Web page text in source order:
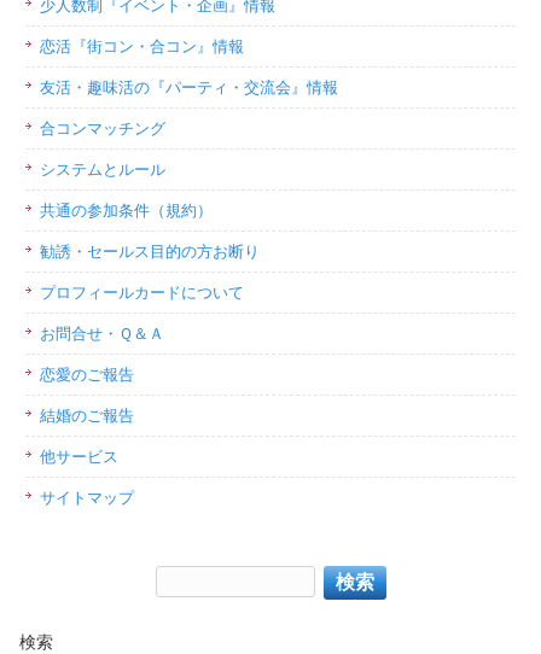
少人数制『イベント・企画』情報
恋活『街コン・合コン』情報
友活・趣味活の『パーティ・交流会』情報
合コンマッチング
システムとルール
共通の参加条件（規約）
勧誘・セールス目的の方お断り
プロフィールカードについて
お問合せ・Ｑ＆Ａ
恋愛のご報告
結婚のご報告
他サービス
サイトマップ
検索